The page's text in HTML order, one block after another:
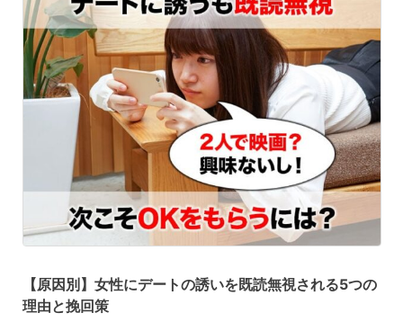
【原因別】女性にデートの誘いを既読無視される5つの
理由と挽回策